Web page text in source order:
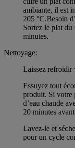
ambiante, il est
205 °C.Besoin
Sortez le plat du
minutes.
Nettoyage:
Laissez refroidir
Essuyez tout
produit. Si votre
d’eau chaude
20 minutes
Lavez-le et
pour un cycle